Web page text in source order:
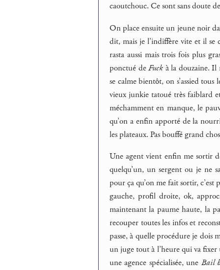
caoutchouc. Ce sont sans doute
On place ensuite un jeune noir
dit, mais je l’indiffère vite et il
rasta aussi mais trois fois plus
ponctué deFuck à la douzaine. Il
se calme bientôt, on s’assied
vieux junkie tatoué très faiblard
méchamment en manque, le
qu’on a enfin apporté de la
les plateaux. Pas bouffé grand
Une agent vient enfin me sortir
quelqu’un, un sergent ou je ne
pour ça qu’on me fait sortir,
gauche, profil droite, ok,
maintenant la paume haute, la
recouper toutes les infos et
passe, à quelle procédure je dois
un juge tout à l’heure qui va
une agence spécialisée, une Bail